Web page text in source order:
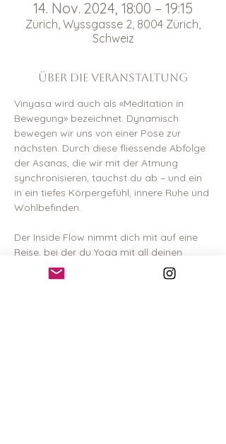
14. Nov. 2024, 18:00 – 19:15
Zürich, Wyssgasse 2, 8004 Zürich,
Schweiz
Über die Veranstaltung
Vinyasa wird auch als «Meditation in
Bewegung» bezeichnet. Dynamisch
bewegen wir uns von einer Pose zur
nächsten. Durch diese fliessende Abfolge
der Asanas, die wir mit der Atmung
synchronisieren, tauchst du ab – und ein
in ein tiefes Körpergefühl, innere Ruhe und
Wohlbefinden.
Der Inside Flow nimmt dich mit auf eine
Reise, bei der du Yoga mit all deinen
Sinnen wahrnimmst. Musik ist ein
integraler Bestandteil. Die Stunde endet